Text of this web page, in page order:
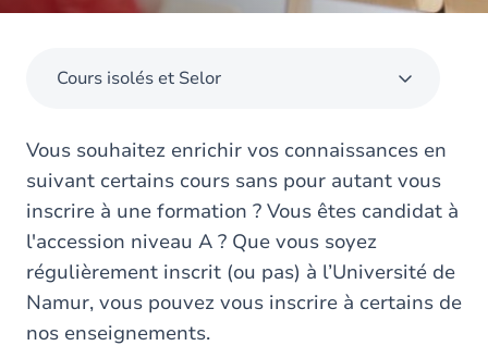
Cours isolés et Selor
Vous souhaitez enrichir vos connaissances en
suivant certains cours sans pour autant vous
inscrire à une formation ? Vous êtes candidat à
l'accession niveau A ? Que vous soyez
régulièrement inscrit (ou pas) à l’Université de
Namur, vous pouvez vous inscrire à certains de
nos enseignements.